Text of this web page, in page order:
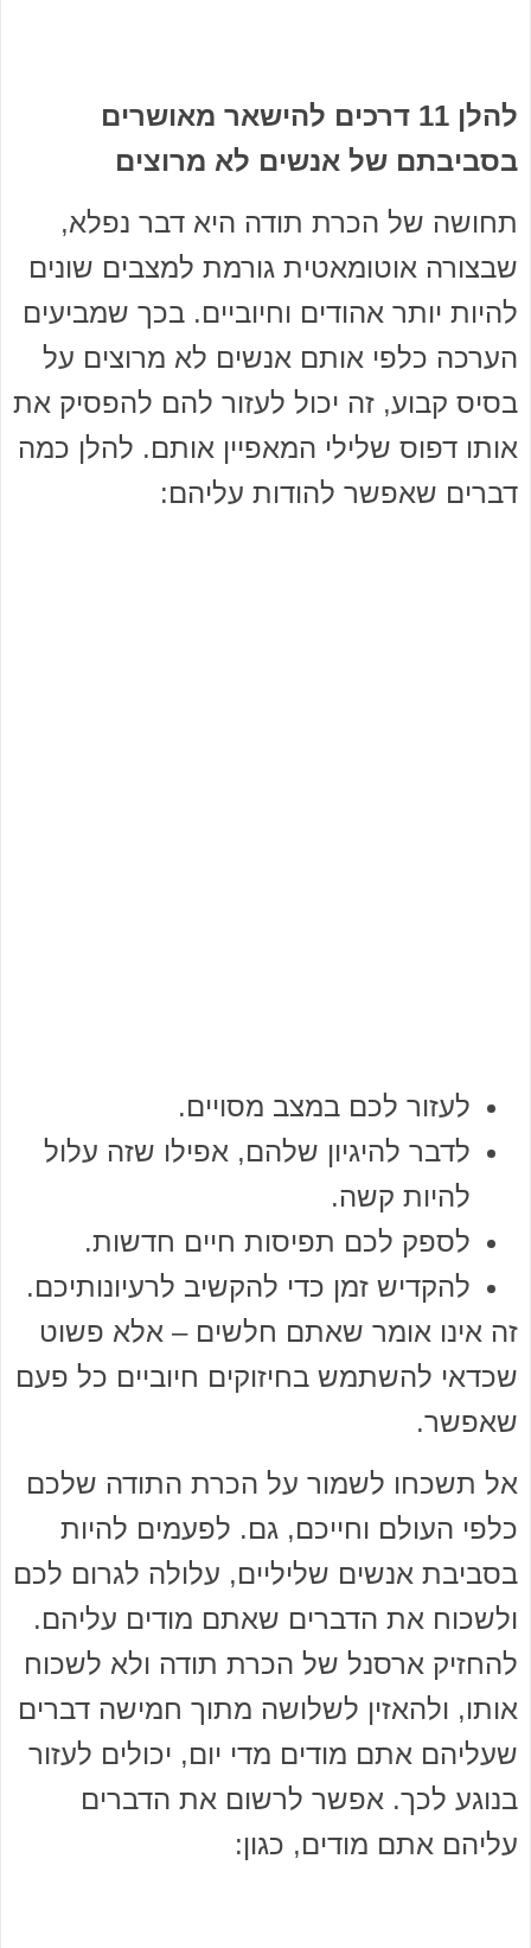
להלן 11 דרכים להישאר מאושרים
בסביבתם של אנשים לא מרוצים
תחושה של הכרת תודה היא דבר נפלא,
שבצורה אוטומאטית גורמת למצבים שונים
להיות יותר אהודים וחיוביים. בכך שמביעים
הערכה כלפי אותם אנשים לא מרוצים על
בסיס קבוע, זה יכול לעזור להם להפסיק את
אותו דפוס שלילי המאפיין אותם. להלן כמה
דברים שאפשר להודות עליהם:
לעזור לכם במצב מסויים.
לדבר להיגיון שלהם, אפילו שזה עלול
להיות קשה.
לספק לכם תפיסות חיים חדשות.
להקדיש זמן כדי להקשיב לרעיונותיכם.
זה אינו אומר שאתם חלשים – אלא פשוט
שכדאי להשתמש בחיזוקים חיוביים כל פעם
שאפשר.
אל תשכחו לשמור על הכרת התודה שלכם
כלפי העולם וחייכם, גם. לפעמים להיות
בסביבת אנשים שליליים, עלולה לגרום לכם
ולשכוח את הדברים שאתם מודים עליהם.
להחזיק ארסנל של הכרת תודה ולא לשכוח
אותו, ולהאזין לשלושה מתוך חמישה דברים
שעליהם אתם מודים מדי יום, יכולים לעזור
בנוגע לכך. אפשר לרשום את הדברים
עליהם אתם מודים, כגון: